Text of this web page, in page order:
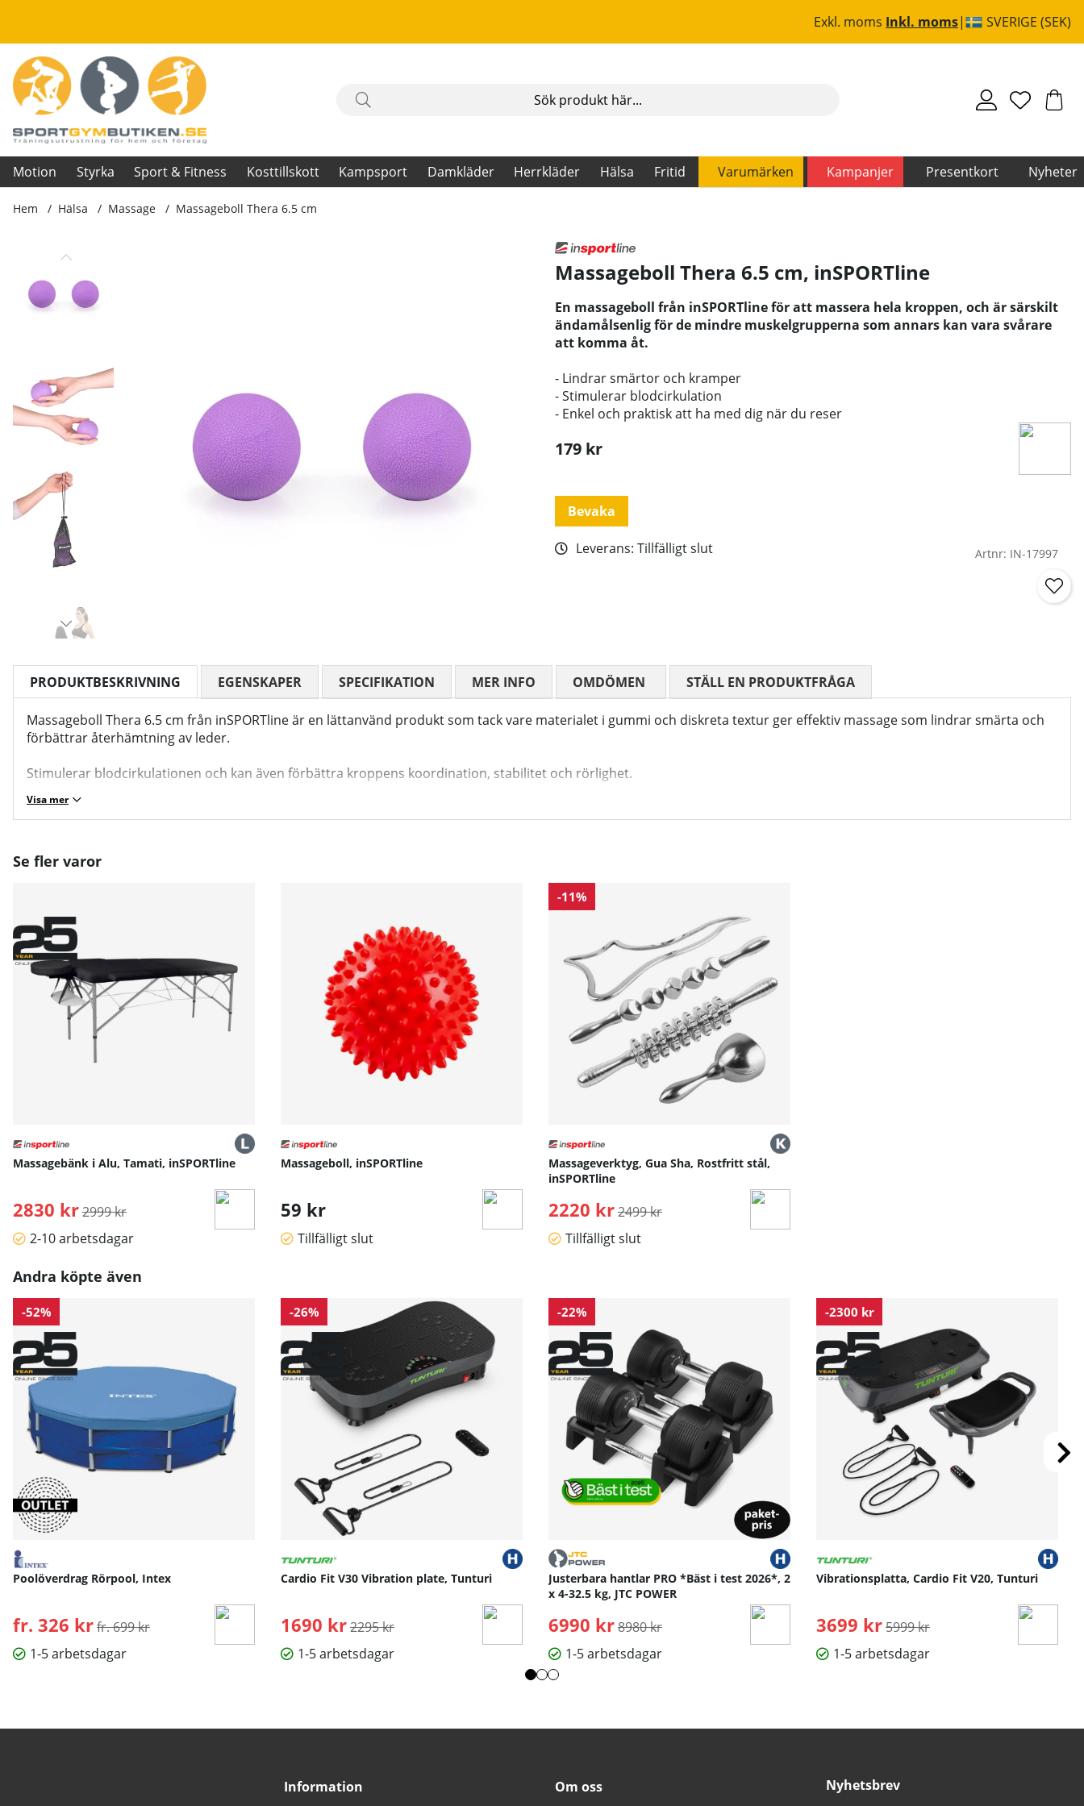
Exkl. moms Inkl. moms SVERIGE (SEK)
Motion Styrka Sport & Fitness Kosttillskott Kampsport Damkläder Herrkläder Hälsa Fritid Varumärken Kampanjer Presentkort Nyheter
Hem Hälsa Massage Massageboll Thera 6.5 cm
Produktbilder Massageboll Thera 6.5 cm
Massageboll Thera 6.5 cm, inSPORTline
En massageboll från inSPORTline för att massera hela kroppen, och är särskilt
ändamålsenlig för de mindre muskelgrupperna som annars kan vara svårare
att komma åt.
- Lindrar smärtor och kramper
- Stimulerar blodcirkulation
- Enkel och praktisk att ha med dig när du reser
179 kr
Bevaka
Leverans: Tillfälligt slut Artnr: IN-17997
PRODUKTBESKRIVNING
Massageboll Thera 6.5 cm från inSPORTline är en lättanvänd produkt som tack vare materialet i gummi och diskreta textur ger effektiv massage som lindrar smärta och
förbättrar återhämtning av leder.
Stimulerar blodcirkulationen och kan även förbättra kroppens koordination, stabilitet och rörlighet.
Visa mer
EGENSKAPER SPECIFIKATION MER INFO OMDÖMEN MEDELBETYG 0 AV 5 ANTAL BETYG 0
STÄLL EN PRODUKTFRÅGA
Se fler varor
Massagebänk i Alu, Tamati, inSPORTline
2830 kr Ordinarie pris:
2999 kr
2-10 arbetsdagar
Massageboll, inSPORTline
59 kr
Tillfälligt slut
-11%
Massageverktyg, Gua Sha, Rostfritt stål,
inSPORTline
2220 kr Ordinarie pris:
2499 kr
Tillfälligt slut
Andra köpte även
-52%
Poolöverdrag Rörpool, Intex
fr. 326 krOrdinarie pris:
fr. 699 kr
1-5 arbetsdagar
-26%
Cardio Fit V30 Vibration plate, Tunturi
1690 kr Ordinarie pris:
2295 kr
1-5 arbetsdagar
-22%
Justerbara hantlar PRO *Bäst i test 2026*, 2
x 4-32.5 kg, JTC POWER
6990 kr Ordinarie pris:
8980 kr
1-5 arbetsdagar
-2300 kr
Vibrationsplatta, Cardio Fit V20, Tunturi
3699 kr Ordinarie pris:
5999 kr
1-5 arbetsdagar
Information Om oss
Nyhetsbrev